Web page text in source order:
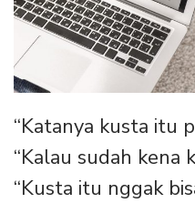
“Katanya kusta itu
“Kalau sudah kena
“Kusta itu nggak